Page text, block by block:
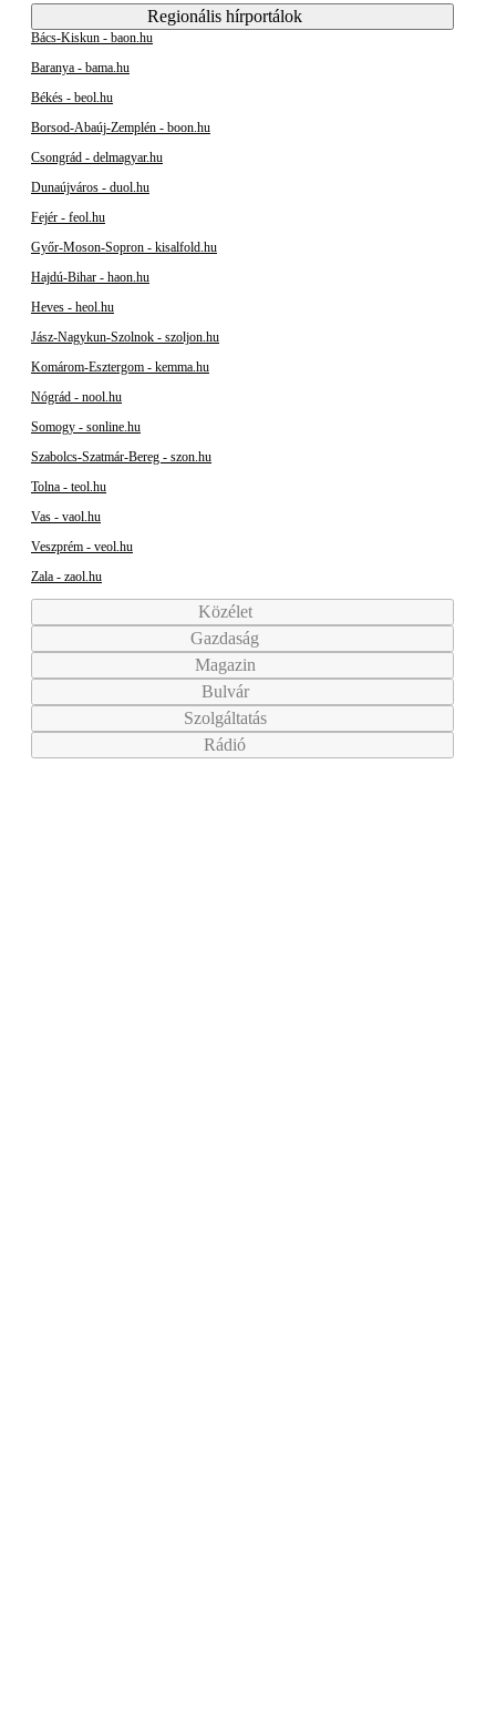
Regionális hírportálok
Bács-Kiskun - baon.hu
Baranya - bama.hu
Békés - beol.hu
Borsod-Abaúj-Zemplén - boon.hu
Csongrád - delmagyar.hu
Dunaújváros - duol.hu
Fejér - feol.hu
Győr-Moson-Sopron - kisalfold.hu
Hajdú-Bihar - haon.hu
Heves - heol.hu
Jász-Nagykun-Szolnok - szoljon.hu
Komárom-Esztergom - kemma.hu
Nógrád - nool.hu
Somogy - sonline.hu
Szabolcs-Szatmár-Bereg - szon.hu
Tolna - teol.hu
Vas - vaol.hu
Veszprém - veol.hu
Zala - zaol.hu
Közélet
Gazdaság
Magazin
Bulvár
Szolgáltatás
Rádió